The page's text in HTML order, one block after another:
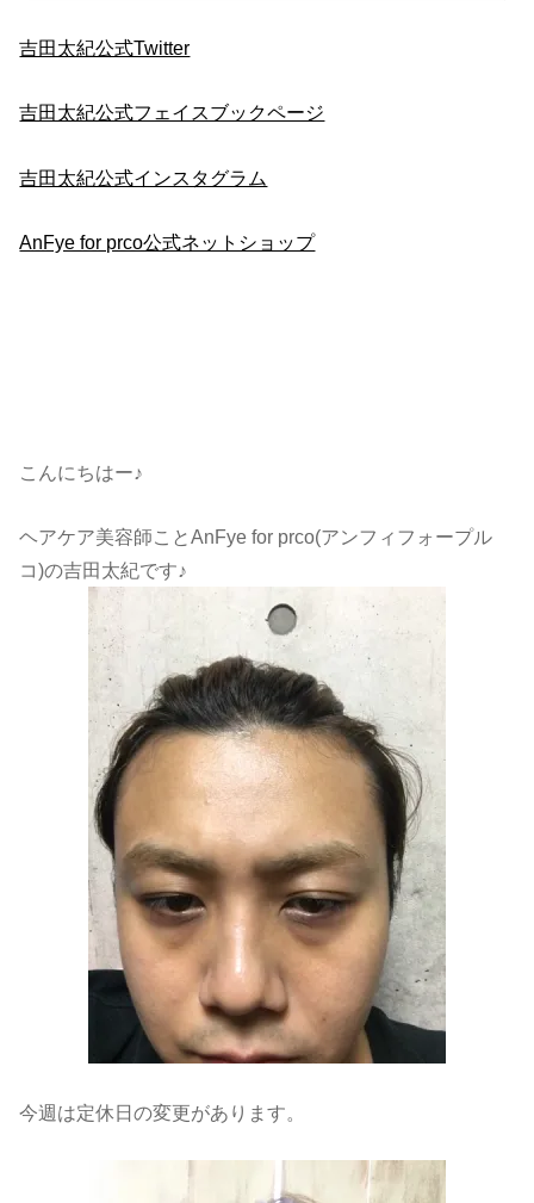
吉田太紀公式Twitter
吉田太紀公式フェイスブックページ
吉田太紀公式インスタグラム
AnFye for prco公式ネットショップ
こんにちはー♪
ヘアケア美容師ことAnFye for prco(アンフィフォープル
コ)の吉田太紀です♪
今週は定休日の変更があります。